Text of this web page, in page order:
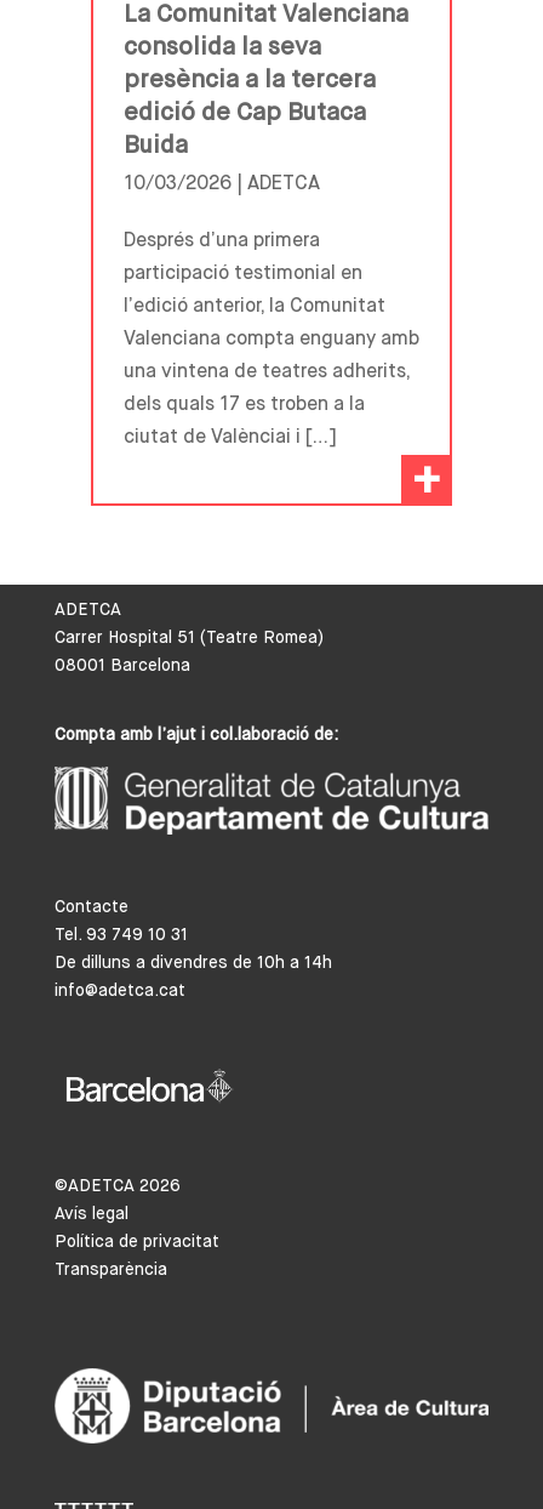
La Comunitat Valenciana
consolida la seva
presència a la tercera
edició de Cap Butaca
Buida
10/03/2026 | ADETCA
Després d’una primera
participació testimonial en
l’edició anterior, la Comunitat
Valenciana compta enguany amb
una vintena de teatres adherits,
dels quals 17 es troben a la
ciutat de Valènciai i […]
+
ADETCA
Carrer Hospital 51 (Teatre Romea)
08001 Barcelona
Compta amb l’ajut i col.laboració de:
Contacte
Tel. 93 749 10 31
De dilluns a divendres de 10h a 14h
info@adetca.cat
©ADETCA 2026
Avís legal
Política de privacitat
Transparència